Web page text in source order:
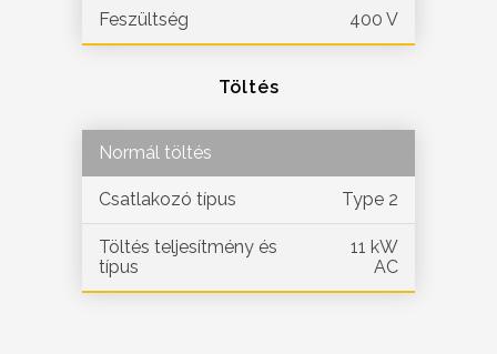
Feszültség 400 V
Töltés
Normál töltés
Csatlakozó típus Type 2
Töltés teljesítmény és
típus
11 kW
AC